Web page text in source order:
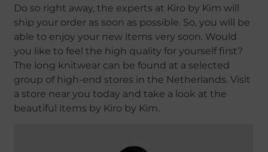
Do so right away, the experts at Kiro by Kim will
ship your order as soon as possible. So, you will be
able to enjoy your new items very soon. Would
you like to feel the high quality for yourself first?
The long knitwear can be found at a selected
group of high-end stores in the Netherlands. Visit
a store near you today and take a look at the
beautiful items by Kiro by Kim.